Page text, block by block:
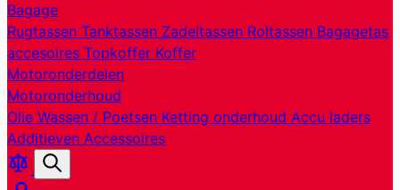
Bagage
Rugtassen Tanktassen Zadeltassen Roltassen Bagagetas
accesoires Topkoffer Koffer
Motoronderdelen
Motoronderhoud
Olie Wassen / Poetsen Ketting onderhoud Accu laders
Additieven Accessoires
Producten
vergelijken
Zoek